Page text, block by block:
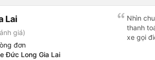
Lai
giá)
đơn
Đức Long Gia Lai
Nhìn
thanh
xe gọi